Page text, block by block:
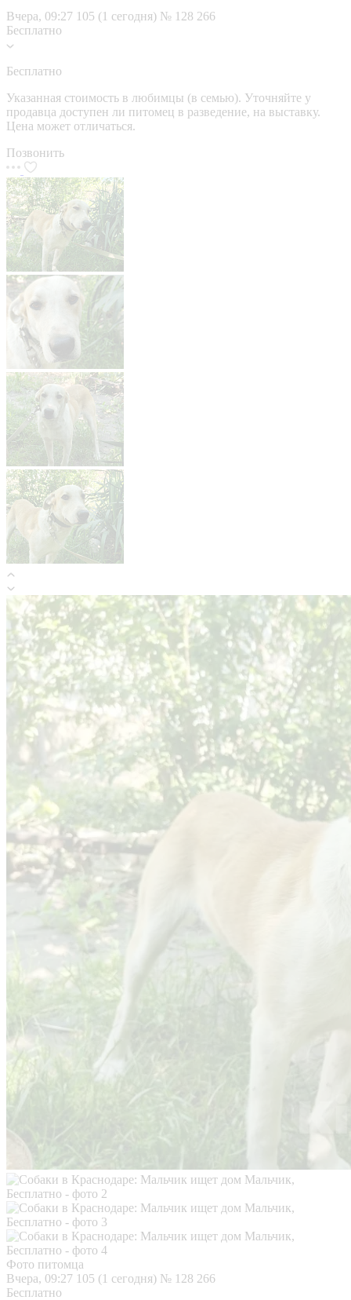
Вчера, 09:27 105 (1 сегодня) № 128 266
Бесплатно
Бесплатно
Указанная стоимость в любимцы (в семью). Уточняйте у
продавца доступен ли питомец в разведение, на выставку.
Цена может отличаться.
Позвонить
Фото питомца
Вчера, 09:27 105 (1 сегодня) № 128 266
Бесплатно